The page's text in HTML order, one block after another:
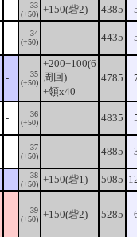
-
33
(+50) +150(砦2) 4385
-
34
(+50)
4435
-
35
(+50)
+200+100(6
周回)
+領x40
4785
-
36
(+50)
4835
-
37
(+50)
4885
-
38
(+50) +150(砦1) 5085
-
39
(+50) +150(砦2) 5285